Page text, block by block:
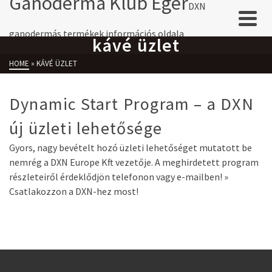
DXN
ganodermás termékek információs oldala
kávé üzlet
HOME » KÁVÉ ÜZLET
Dynamic Start Program – a DXN
új üzleti lehetősége
Gyors, nagy bevételt hozó üzleti lehetőséget mutatott be
nemrég a DXN Europe Kft vezetője. A meghirdetett program
részleteiről érdeklődjön telefonon vagy e-mailben! »
Csatlakozzon a DXN-hez most!